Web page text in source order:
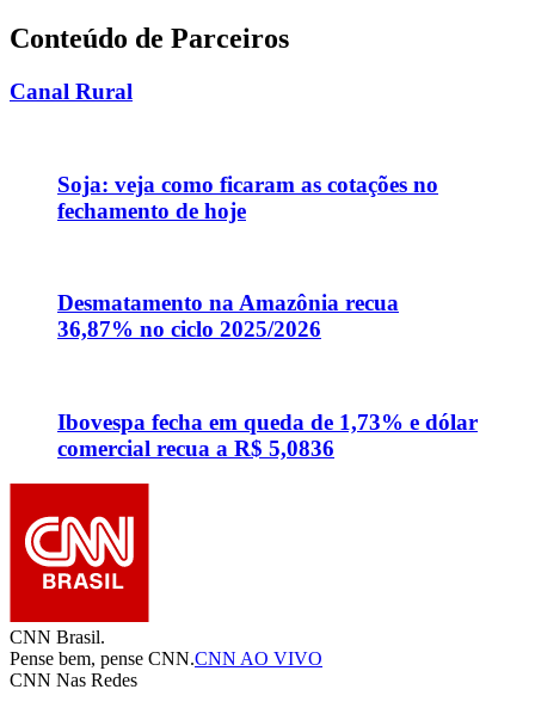
Conteúdo de Parceiros
Canal Rural
Soja: veja como ficaram as cotações no
fechamento de hoje
Desmatamento na Amazônia recua
36,87% no ciclo 2025/2026
Ibovespa fecha em queda de 1,73% e dólar
comercial recua a R$ 5,0836
CNN Brasil.
Pense bem, pense CNN.CNN AO VIVO
CNN Nas Redes